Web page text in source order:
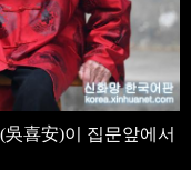
喜安)이 집문앞에서